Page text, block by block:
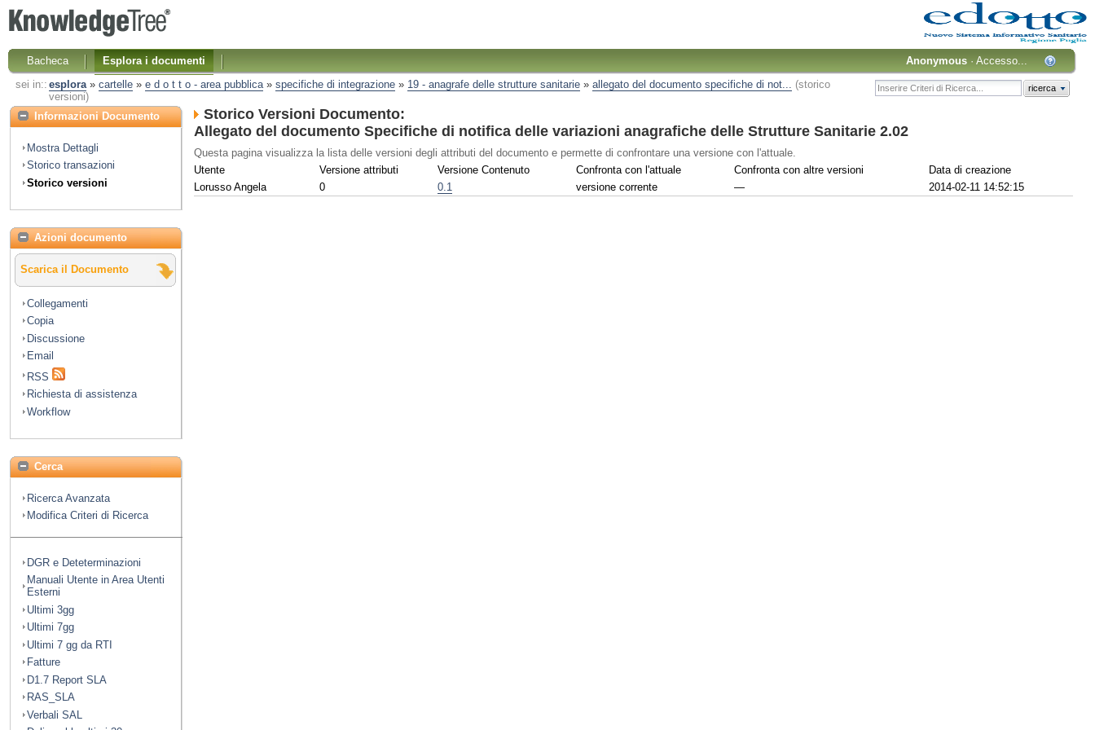
Bacheca Esplora i documenti Anonymous ·Accesso...
sei in:: esplora» cartelle» e d o t t o - area pubblica» specifiche di integrazione» 19 - anagrafe delle strutture sanitarie» allegato del documento specifiche di not... (storico
versioni)
ricerca
Informazioni Documento
Mostra Dettagli
Storico transazioni
Storico versioni
Azioni documento
Scarica il Documento
Collegamenti
Copia
Discussione
Email
RSS
Richiesta di assistenza
Workflow
Cerca
Ricerca Avanzata
Modifica Criteri di Ricerca
DGR e Deteterminazioni
Manuali Utente in Area Utenti
Esterni
Ultimi 3gg
Ultimi 7gg
Ultimi 7 gg da RTI
Fatture
D1.7 Report SLA
RAS_SLA
Verbali SAL
Storico Versioni Documento:
Allegato del documento Specifiche di notifica delle variazioni anagrafiche delle Strutture Sanitarie 2.02
Questa pagina visualizza la lista delle versioni degli attributi del documento e permette di confrontare una versione con l'attuale.
Utente
Versione attributi Versione Contenuto Confronta con l'attuale Confronta con altre versioni
Data di creazione
Lorusso Angela
0 0.1 versione corrente — 2014-02-11 14:52:15